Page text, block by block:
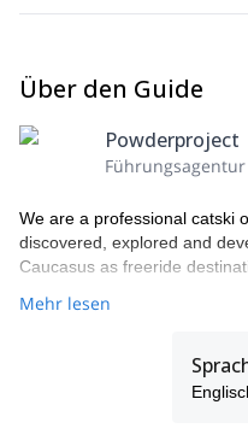
Über den Guide
Powderproject
Führungsagentur
We are a professional catski
discovered, explored and
Caucasus as freeride
Mehr lesen